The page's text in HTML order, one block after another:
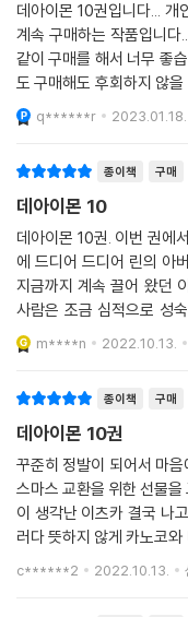
데아이몬 10권입니다... 개인적으로 그림체도 예쁘고 설정도 맘에 들어서
계속 구매하는 작품입니다.. 10권이 나오고 다음달에 바로 11권이 나와서
같이 구매를 해서 너무 좋습니다.. 이 만화는 그냥 이츠카를
도 구매해도 후회하지 않을 작품이지만 내용전개
듭니다.. 자세한 내용은 책으로 확인해보시기 바라며 데아이몬 10권이였
습니다..
q******r 2023.01.18.
종이책 구매
데아이몬 10
데아이몬 10권. 이번 권에
에 드디어 드디어 린의 아
지금까지 계속 끌어 왔던
사람은 조금 심적으로 성
업식 사진이라 만화가 여
이야기도 계속
m****n 2022.10.13.
종이책 구매
데아이몬 10권
꾸준히 정발이 되어서 마음에 드는 것 같
스마스 교환을 위한 선물을 고르다 지갑으로 인해 깜빡했던 나고무의 생일
이 생각난 이츠카 결국 나고무의 생일 선물을 사기 위한 외출을 하는데 그
러다 뜻하지 않게 카노코와 미츠
시 당황하지만 셋은 즐겁게 돌아다니고 오히려 나고
c******2 2022.10.13.